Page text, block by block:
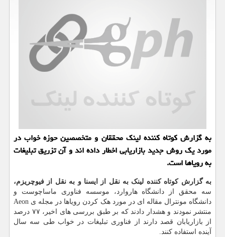
به گزارش کوتاه کننده لینک محققان و متخصصین حوزه خواب در
مورد یک روش جدید بازاریابی اخطار داده اند و آن تزریق تبلیغات
به رویاها است.
به گزارش کوتاه کننده لینک به نقل از ایسنا و به نقل از فیوچریزم،
سه محقق از دانشگاه هاروارد، موسسه فناوری ماساچوست و
دانشگاه مونترال مقاله ای در مورد هک کردن رویاها در مجله ی Aeon
منتشر نمودند و هشدار دادند که بر طبق بررسی های اخیر، ۷۷ درصد
از بازاریابان قصد دارند از فناوری تبلیغات در خواب طی سه سال
آینده استفاده کنند.